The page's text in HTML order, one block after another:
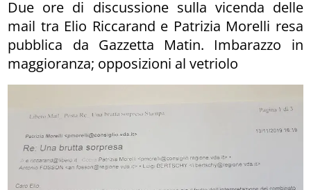
Due ore di discussione sulla vicenda delle
mail tra Elio Riccarand e Patrizia Morelli resa
pubblica da Gazzetta Matin. Imbarazzo in
maggioranza; opposizioni al vetriolo